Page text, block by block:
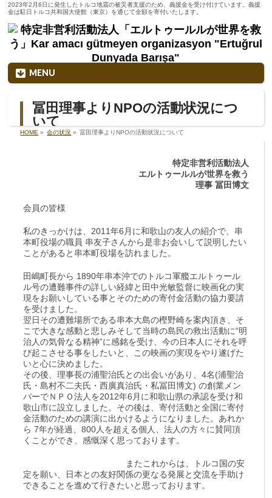
2023年2月6日に発生したトルコ地震の被災者支援のため、義援金を受け付けています。義援
金は駐日トルコ共和国大使館（東京）を通じて全額を寄付いたします。
MENU
冨田理事よりNPOの活動状況につ
いて
HOME » 会の状況 » 冨田理事よりNPOの活動状況について
特定非営利活動法人
エルトゥールルが世界を救う
理事 冨田博文
会員の皆様
私のきっかけは、2011年6月に和歌山の友人の紹介で、串
本町役場の職員 串友子さんから是非お会いして説明したい
ことがあると串本町役場を訪れました。
田嶋町長から 1890年串本沖でのトルコ軍艦エルトゥール
ル号の遭難事件の詳しい経緯と田中光敏監督に映画化の実
現をお願いしている事とそのための寄付金活動の協力要請
を受けました。
翌日その遭難場所である串本大島の樫野崎を案内頂き、そ
こで大きな感動と悲しみそして当時の島民の救出活動に“明
治人の気骨なる精神”に感銘を受け、今の日本人にそれを呼
び起こさせる事をしたいと、この映画の実現をやり遂げた
いと心に決めました。
その後、理事長の浦聖治氏との出会いがあり、4名(浦聖治
氏・島村不二夫氏・西廣真治氏・私冨田博文) の創業メン
バーでＮＰＯ法人を2012年6月に和歌山県の承認を受け和
歌山市に設立しました。その後は、寄付活動と全国に寄付
金活動のための講演に出かけるようになりました。あれか
ら 7年が経過、800人を超える個人、法人の方々に賛同頂
くことができ、感慨深く思っております。
またこれからは、トルコ国の安
定を願い、日本との友好関係の更なる発展と交流を手助け
できることを進めて行きたいと思っております。